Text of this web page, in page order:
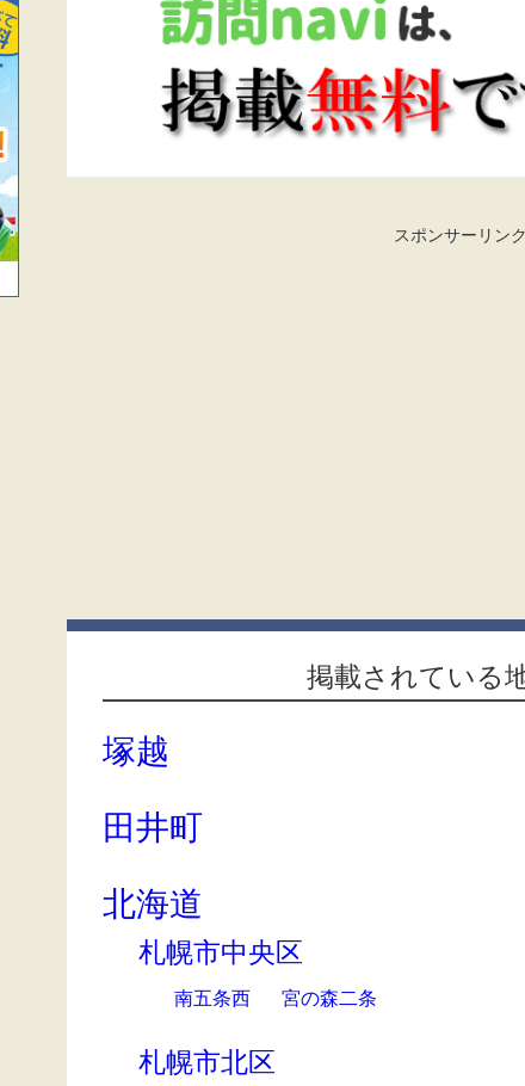
スポンサーリン
掲載されている
塚越
田井町
北海道
札幌市中央区
南五条西 宮の森二条
札幌市北区